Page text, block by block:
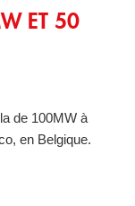
ET 50
de 100MW à
en Belgique.